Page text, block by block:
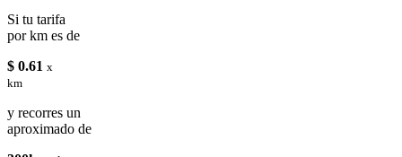
Si tu tarifa
por km es de
$ 0.61 x
km
y recorres un
aproximado de